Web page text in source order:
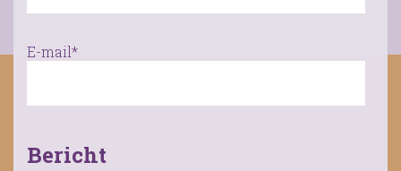
E-mail*
Bericht